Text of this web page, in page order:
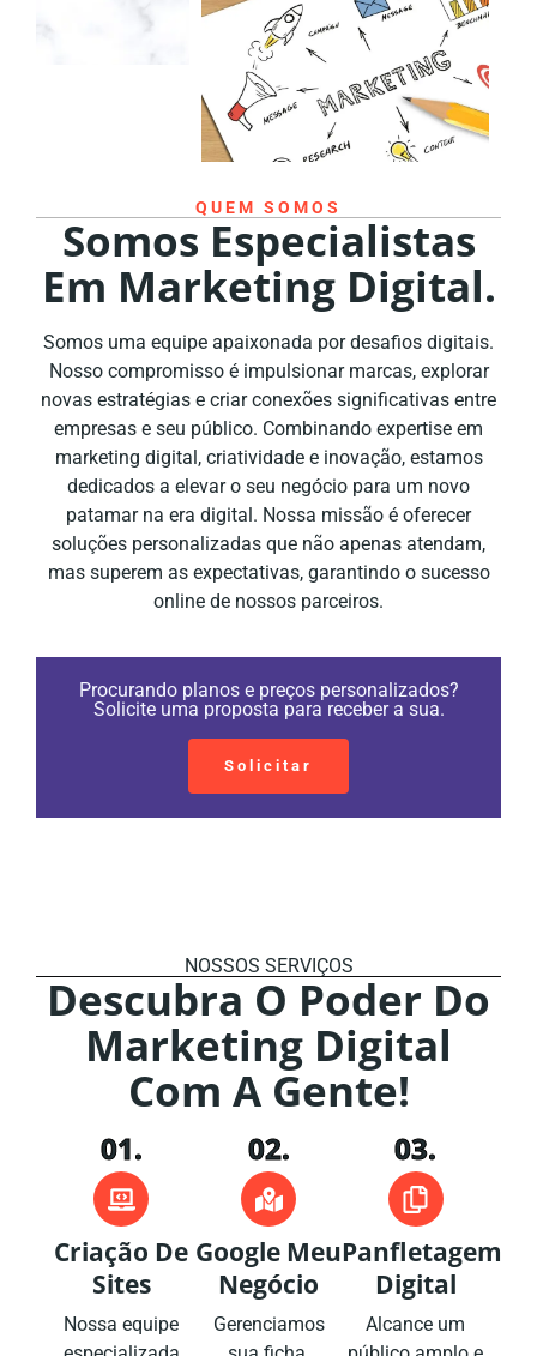
QUEM SOMOS
Somos Especialistas
Em Marketing Digital.
Somos uma equipe apaixonada por desafios digitais.
Nosso compromisso é impulsionar marcas, explorar
novas estratégias e criar conexões significativas entre
empresas e seu público. Combinando expertise em
marketing digital, criatividade e inovação, estamos
dedicados a elevar o seu negócio para um novo
patamar na era digital. Nossa missão é oferecer
soluções personalizadas que não apenas atendam,
mas superem as expectativas, garantindo o sucesso
online de nossos parceiros.
Procurando planos e preços personalizados?
Solicite uma proposta para receber a sua.
Solicitar
NOSSOS SERVIÇOS
Descubra O Poder Do
Marketing Digital
Com A Gente!
01.
Criação De
Sites
Nossa equipe
02.
Google Meu
Negócio
Gerenciamos
03.
Panfletagem
Digital
Alcance um